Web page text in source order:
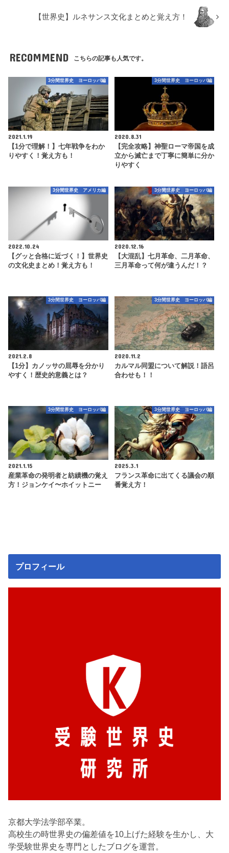
【世界史】ルネサンス文化まとめと覚え方！
RECOMMEND こちらの記事も人気です。
3分間世界史 ヨーロッパ編
2021.1.19
【1分で理解！】七年戦争をわか
りやすく！覚え方も！
3分間世界史 ヨーロッパ編
2020.8.31
【完全攻略】神聖ローマ帝国を成
立から滅亡まで丁寧に簡単に分か
りやすく
3分間世界史 アメリカ編
2022.10.24
【グッと合格に近づく！】世界史
の文化史まとめ！覚え方も！
3分間世界史 ヨーロッパ編
2020.12.16
【大混乱】七月革命、二月革命、
三月革命って何が違うんだ！？
3分間世界史 ヨーロッパ編
2021.2.8
【1分】カノッサの屈辱を分かり
やすく！歴史的意義とは？
3分間世界史 ヨーロッパ編
2020.11.2
カルマル同盟について解説！語呂
合わせも！！
3分間世界史 ヨーロッパ編
2021.1.15
産業革命の発明者と紡績機の覚え
方！ジョンケイ〜ホイットニー
3分間世界史 ヨーロッパ編
2025.3.1
フランス革命に出てくる議会の順
番覚え方！
プロフィール
京都大学法学部卒業。
高校生の時世界史の偏差値を10上げた経験を生かし、大
学受験世界史を専門としたブログを運営。